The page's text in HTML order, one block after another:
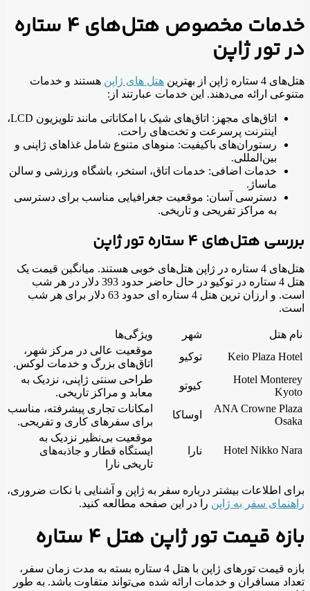
خدمات مخصوص هتل‌های 4 ستاره
در تور ژاپن
هتل‌های 4 ستاره ژاپن از بهترین هتل‌ های ژاپن هستند و خدمات
متنوعی ارائه می‌دهند. این خدمات عبارتند از:
اتاق‌های مجهز: اتاق‌های شیک با امکاناتی مانند تلویزیون LCD،
اینترنت پرسرعت و تخت‌های راحت.
رستوران‌های باکیفیت: منوهای متنوع شامل غذاهای ژاپنی و
بین‌المللی.
خدمات اضافی: خدمات اتاق، استخر، باشگاه ورزشی و سالن
ماساژ.
دسترسی آسان: موقعیت جغرافیایی مناسب برای دسترسی
به مراکز تفریحی و تاریخی.
بررسی هتل‌های 4 ستاره تور ژاپن
هتل‌های 4 ستاره در ژاپن هتل‌های خوبی هستند.
میانگین قیمت یک
هتل 4 ستاره در توکیو در حال حاضر حدود 393 دلار در هر شب
است. و ارزان ترین هتل 4 ستاره ای حدود 63 دلار برای هر شب
است.
نام هتل شهر
ویژگی‌ها
Keio Plaza Hotel
توکیو
موقعیت عالی در مرکز شهر،
اتاق‌های بزرگ و خدمات لوکس.
Hotel Monterey
Kyoto
کیوتو
طراحی سنتی ژاپنی، نزدیک به
معابد و مراکز تاریخی.
ANA Crowne Plaza
Osaka
اوساکا
امکانات تجاری پیشرفته، مناسب
برای سفرهای کاری و تفریحی.
Hotel Nikko Nara نارا
موقعیت بی‌نظیر نزدیک به
ایستگاه قطار و جاذبه‌های
تاریخی نارا
برای اطلاعات بیشتر درباره سفر به ژاپن و آشنایی با نکات ضروری،
راهنمای سفر به ژاپن را در این صفحه مطالعه کنید.
بازه قیمت تور ژاپن هتل 4 ستاره
بازه قیمت تورهای ژاپن با هتل 4 ستاره بسته به مدت زمان سفر،
تعداد مسافران و خدمات ارائه شده می‌تواند متفاوت باشد. به طور